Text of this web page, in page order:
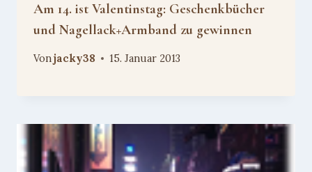
Am 14. ist Valentinstag: Geschenkbücher
und Nagellack+Armband zu gewinnen
Vonjacky38 15. Januar 2013